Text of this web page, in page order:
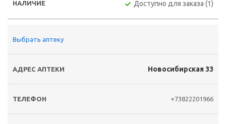
Доступно для заказа (1)
Выбрать аптеку
Новосибирская 33
+73822201966